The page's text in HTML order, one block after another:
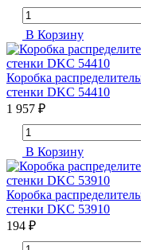
В Корзину
Коробка
стенки DKC 54410
1 957 ₽
В Корзину
Коробка
стенки DKC 53910
194 ₽